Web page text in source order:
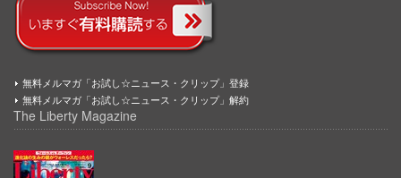
無料メルマガ「お試し☆ニュース・クリップ」登録
無料メルマガ「お試し☆ニュース・クリップ」解約
The Liberty Magazine